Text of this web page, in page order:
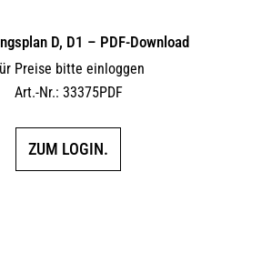
D, D1 – PDF-Download
Preise bitte einloggen
Art.-Nr.: 33375PDF
ZUM LOGIN.